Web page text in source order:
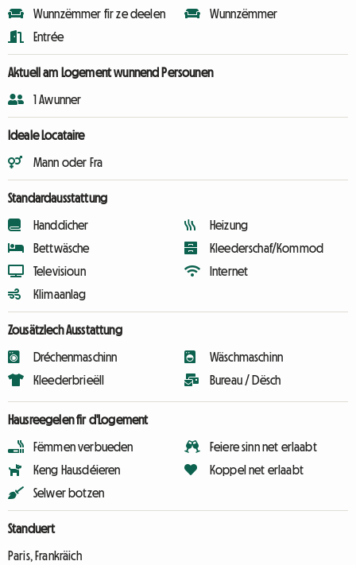
Wunnzëmmer fir ze deelen
Entrée
Wunnzëmmer
Aktuell am Logement wunnend Persounen
1 Awunner
Ideale Locataire
Mann oder Fra
Standardausstattung
Handdicher
Bettwäsche
Televisioun
Klimaanlag
Heizung
Kleederschaf/Kommod
Internet
Zousätzlech Ausstattung
Dréchenmaschinn
Kleederbrieëll
Wäschmaschinn
Bureau / Dësch
Hausreegelen fir d'Logement
Fëmmen verbueden
Keng Hausdéieren
Selwer botzen
Feiere sinn net erlaabt
Koppel net erlaabt
Standuert
Paris, Frankräich